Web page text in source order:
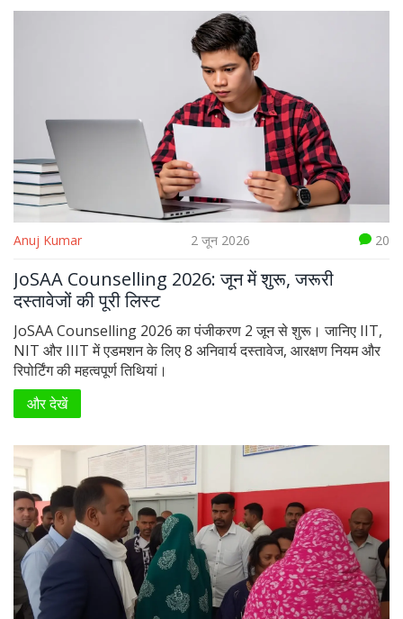
Anuj Kumar 2 जून 2026 20
JoSAA Counselling 2026: जून में शुरू, जरूरी
दस्तावेजों की पूरी लिस्ट
JoSAA Counselling 2026 का पंजीकरण 2 जून से शुरू। जानिए IIT,
NIT और IIIT में एडमशन के लिए 8 अनिवार्य दस्तावेज, आरक्षण नियम और
रिपोर्टिंग की महत्वपूर्ण तिथियां।
और देखें